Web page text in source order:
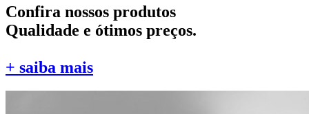
Confira nossos produtos
Qualidade e ótimos preços.
+ saiba mais